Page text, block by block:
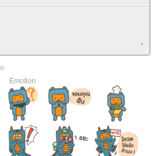
Emotion